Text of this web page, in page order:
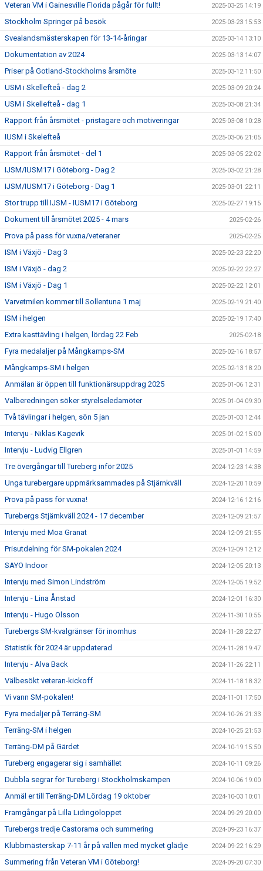
Veteran VM i Gainesville Florida pågår för fullt! 2025-03-25 14:19
Stockholm Springer på besök 2025-03-23 15:53
Svealandsmästerskapen för 13-14-åringar 2025-03-14 13:10
Dokumentation av 2024 2025-03-13 14:07
Priser på Gotland-Stockholms årsmöte 2025-03-12 11:50
USM i Skellefteå - dag 2 2025-03-09 20:24
USM i Skellefteå - dag 1 2025-03-08 21:34
Rapport från årsmötet - pristagare och motiveringar 2025-03-08 10:28
IUSM i Skelefteå 2025-03-06 21:05
Rapport från årsmötet - del 1 2025-03-05 22:02
IJSM/IUSM17 i Göteborg - Dag 2 2025-03-02 21:28
IJSM/IUSM17 i Göteborg - Dag 1 2025-03-01 22:11
Stor trupp till IJSM - IUSM17 i Göteborg 2025-02-27 19:15
Dokument till årsmötet 2025 - 4 mars 2025-02-26
Prova på pass för vuxna/veteraner 2025-02-25
ISM i Växjö - Dag 3 2025-02-23 22:20
ISM i Växjö - dag 2 2025-02-22 22:27
ISM i Växjö - Dag 1 2025-02-22 12:01
Varvetmilen kommer till Sollentuna 1 maj 2025-02-19 21:40
ISM i helgen 2025-02-19 17:40
Extra kasttävling i helgen, lördag 22 Feb 2025-02-18
Fyra medalaljer på Mångkamps-SM 2025-02-16 18:57
Mångkamps-SM i helgen 2025-02-13 18:20
Anmälan är öppen till funktionärsuppdrag 2025 2025-01-06 12:31
Valberedningen söker styrelseledamöter 2025-01-04 09:30
Två tävlingar i helgen, sön 5 jan 2025-01-03 12:44
Intervju - Niklas Kagevik 2025-01-02 15:00
Intervju - Ludvig Ellgren 2025-01-01 14:59
Tre övergångar till Tureberg inför 2025 2024-12-23 14:38
Unga turebergare uppmärksammades på Stjärnkväll 2024-12-20 10:59
Prova på pass för vuxna! 2024-12-16 12:16
Turebergs Stjärnkväll 2024 - 17 december 2024-12-09 21:57
Intervju med Moa Granat 2024-12-09 21:55
Prisutdelning för SM-pokalen 2024 2024-12-09 12:12
SAYO Indoor 2024-12-05 20:13
Intervju med Simon Lindström 2024-12-05 19:52
Intervju - Lina Ånstad 2024-12-01 16:30
Intervju - Hugo Olsson 2024-11-30 10:55
Turebergs SM-kvalgränser för inomhus 2024-11-28 22:27
Statistik för 2024 är uppdaterad 2024-11-28 19:47
Intervju - Alva Back 2024-11-26 22:11
Välbesökt veteran-kickoff 2024-11-18 18:32
Vi vann SM-pokalen! 2024-11-01 17:50
Fyra medaljer på Terräng-SM 2024-10-26 21:33
Terräng-SM i helgen 2024-10-25 21:53
Terräng-DM på Gärdet 2024-10-19 15:50
Tureberg engagerar sig i samhället 2024-10-11 09:26
Dubbla segrar för Tureberg i Stockholmskampen 2024-10-06 19:00
Anmäl er till Terräng-DM Lördag 19 oktober 2024-10-03 10:01
Framgångar på Lilla Lidingöloppet 2024-09-29 20:00
Turebergs tredje Castorama och summering 2024-09-23 16:37
Klubbmästerskap 7-11 år på vallen med mycket glädje 2024-09-22 16:29
Summering från Veteran VM i Göteborg! 2024-09-20 07:30